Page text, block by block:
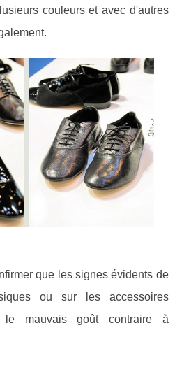
couleurs et avec d'autres
que les signes évidents de
ou sur les accessoires
le mauvais goût contraire à